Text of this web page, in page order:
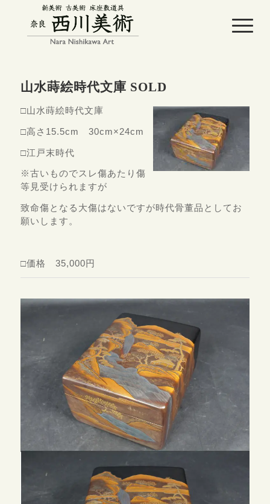
山水蒔絵時代文庫 SOLD
□山水蒔絵時代文庫
□高さ15.5cm 30cm×24cm
□江戸末時代
※古いものでスレ傷あたり傷
等見受けられますが
致命傷となる大傷はないですが時代骨董品としてお
願いします。
□価格 35,000円